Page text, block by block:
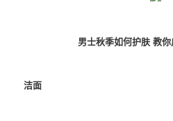
男士秋季如何护肤 教
洁面